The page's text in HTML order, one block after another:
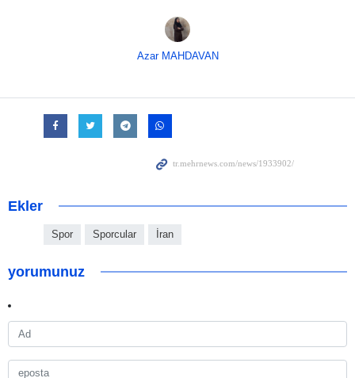
Azar MAHDAVAN
Ekler
Spor Sporcular İran
yorumunuz